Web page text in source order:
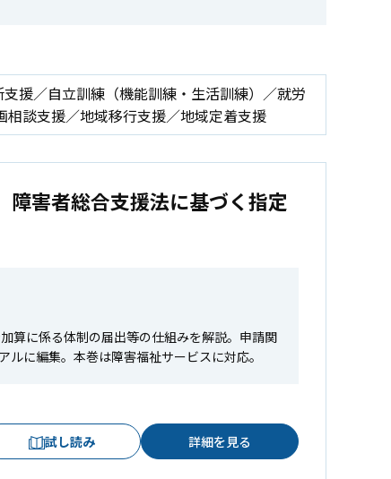
援／自立訓練（機能訓練・生活訓練）／就労
談支援／地域移行支援／地域定着支援
者総合支援法に基づく指定
算に係る体制の届出等の仕組みを解説。申請関
に編集。本巻は障害福祉サービスに対応。
試し読み 詳細を見る